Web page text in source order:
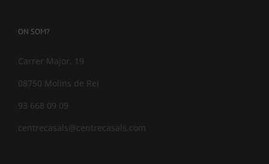
ON SOM?
Carrer Major, 19
08750 Molins de Rei
93 668 09 09
centrecasals@centrecasals.com